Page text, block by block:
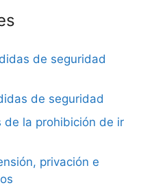
de seguridad
de seguridad
de la prohibición de ir
privación e